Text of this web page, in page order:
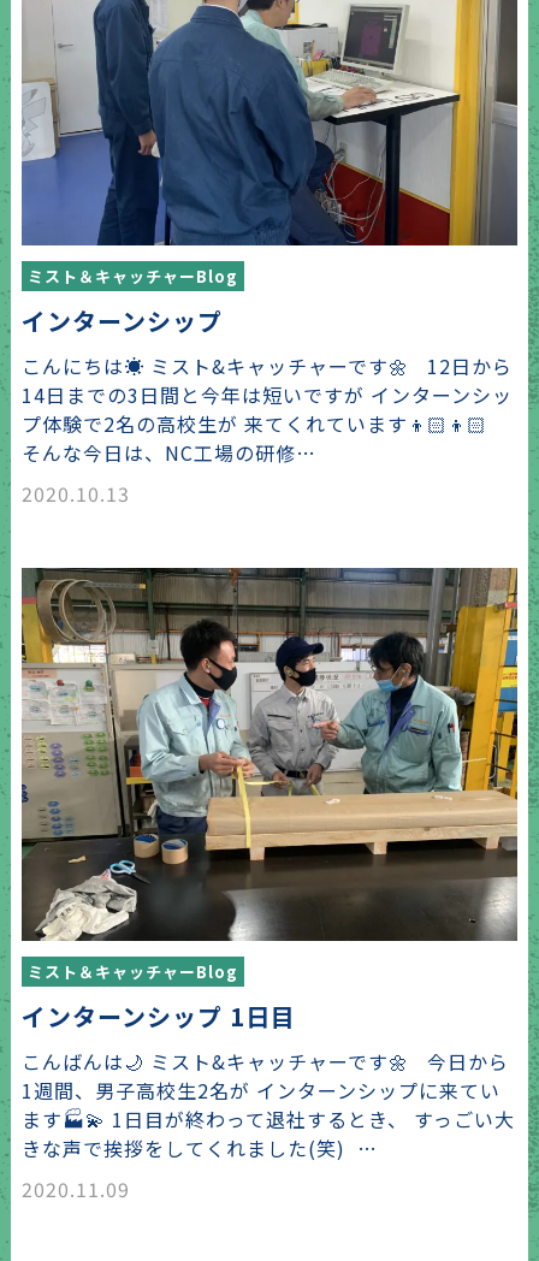
ミスト＆キャッチャーBlog
インターンシップ
こんにちは☀️ ミスト&キャッチャーです🌼 12日から
14日までの3日間と今年は短いですが インターンシッ
プ体験で2名の高校生が 来てくれています👦🏻👦🏻
そんな今日は、NC工場の研修…
2020.10.13
ミスト＆キャッチャーBlog
インターンシップ 1日目
こんばんは🌙 ミスト&キャッチャーです🌼 今日から
1週間、男子高校生2名が インターンシップに来てい
ます🏭💫 1日目が終わって退社するとき、 すっごい大
きな声で挨拶をしてくれました(笑) …
2020.11.09